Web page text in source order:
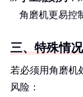
角磨机更易控
三、特殊情
若必须用角磨机
风险：